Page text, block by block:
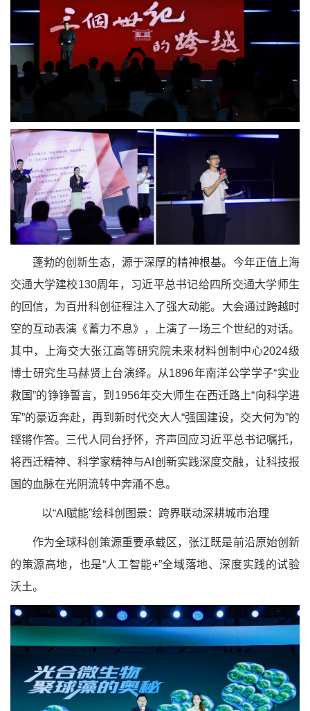
蓬勃的创新生态，源于深厚的精神根基。今年正值上海
交通大学建校130周年，习近平总书记给四所交通大学师生
的回信，为百卅科创征程注入了强大动能。大会通过跨越时
空的互动表演《蓄力不息》，上演了一场三个世纪的对话。
其中，上海交大张江高等研究院未来材料创制中心2024级
博士研究生马赫贤上台演绎。从1896年南洋公学学子“实业
救国”的铮铮誓言，到1956年交大师生在西迁路上“向科学进
军”的豪迈奔赴，再到新时代交大人“强国建设，交大何为”的
铿锵作答。三代人同台抒怀，齐声回应习近平总书记嘱托，
将西迁精神、科学家精神与AI创新实践深度交融，让科技报
国的血脉在光阴流转中奔涌不息。
以“AI赋能”绘科创图景：跨界联动深耕城市治理
作为全球科创策源重要承载区，张江既是前沿原始创新
的策源高地，也是“人工智能+”全域落地、深度实践的试验
沃土。